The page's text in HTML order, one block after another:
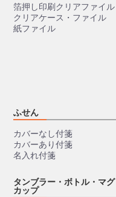
箔押し印刷クリアファイル
クリアケース・ファイル
紙ファイル
ふせん
カバーなし付箋
カバーあり付箋
名入れ付箋
タンブラー・ボトル・マグ
カップ